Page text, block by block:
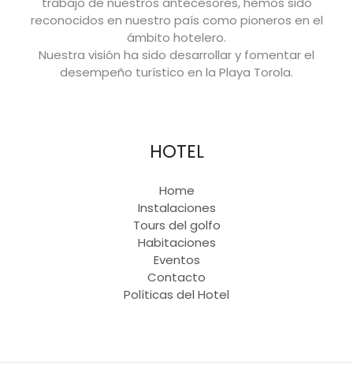
reconocidos en nuestro país como pioneros en el
ámbito hotelero.
Nuestra visión ha sido desarrollar y fomentar el
desempeño turístico en la Playa Torola.
HOTEL
Home
Instalaciones
Tours del golfo
Habitaciones
Eventos
Contacto
Políticas del Hotel